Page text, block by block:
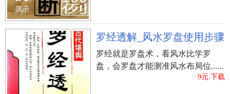
罗经透解_风水罗盘使用步骤
罗经就是罗盘术，看风水比学罗
盘，会罗盘才能测准风水布局位......
9元.下载